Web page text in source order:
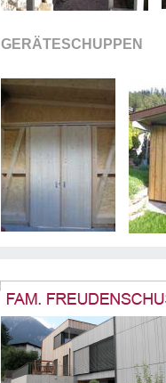
GERÄTESCHUPPEN